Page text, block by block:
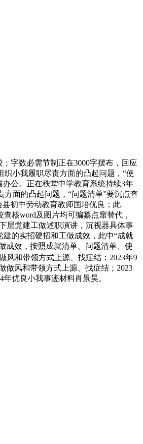
字数必需节制正在3000字摆布，回应
织小我履职尽责方面的凸起问题，“使
办公。正在秩堂中学教育系统持续3年
面的凸起问题，“问题清单”要沉点查
初中劳动教育教师国培优良；此
核word及图片均可编纂点窜替代，
层党建工做述职演讲，沉视器具体事
的实招硬招和工做成效，此中“成就
成效，按照成就清单、问题清单、使
风和带领方式上源、找症结；2023年9
做风和带领方式上源、找症结；2023
优良小我事迹材料肖景昊。